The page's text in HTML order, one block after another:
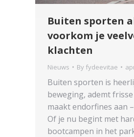
Buiten sporten
voorkom je
klachten
Nieuws By fydeevitae
Buiten sporten is
beweging, ademt
maakt endorfines aan
Of je nu begint met
bootcampen in het